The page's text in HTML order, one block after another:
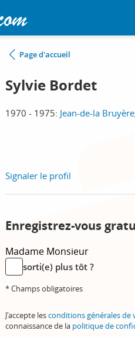
Page d'accueil
Sylvie Bordet
1970 - 1975: Jean-de-la
Signaler le profil
Enregistrez-vous
Madame Monsieur
sorti(e) plus tôt ?
* Champs obligatoires
J'accepte lesconditions générales de
connaissance de la politique de